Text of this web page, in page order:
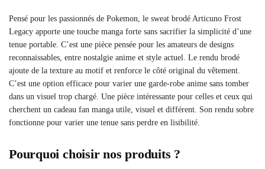
Pensé pour les passionnés de Pokemon, le sweat brodé Articuno Frost
Legacy apporte une touche manga forte sans sacrifier la simplicité d’une
tenue portable. C’est une pièce pensée pour les amateurs de designs
reconnaissables, entre nostalgie anime et style actuel. Le rendu brodé
ajoute de la texture au motif et renforce le côté original du vêtement.
C’est une option efficace pour varier une garde-robe anime sans tomber
dans un visuel trop chargé. Une pièce intéressante pour celles et ceux qui
cherchent un cadeau fan manga utile, visuel et différent. Son rendu sobre
fonctionne pour varier une tenue sans perdre en lisibilité.
Pourquoi choisir nos produits ?